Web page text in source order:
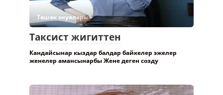
Төшөк окуялары.
Таксист жигиттен
Кандайсынар кыздар балдар байкелер эжелер
женелер амансынарбы Жене деген созду